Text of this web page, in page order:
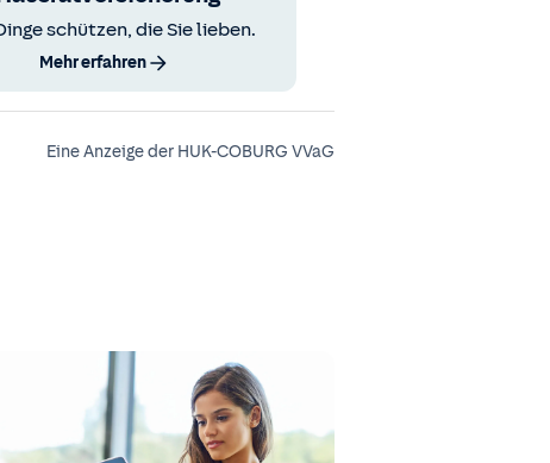
schützen, die Sie lieben.
Mehr erfahren
Eine Anzeige der HUK-COBURG VVaG